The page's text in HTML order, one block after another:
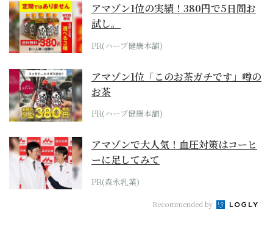
アマゾン1位の実績！380円で5日間お
試し。
PR(ハーブ健康本舗)
アマゾン1位「このお茶ガチです」噂の
お茶
PR(ハーブ健康本舗)
アマゾンで大人気！血圧対策はコーヒ
ーに足してみて
PR(森永乳業)
Recommended by